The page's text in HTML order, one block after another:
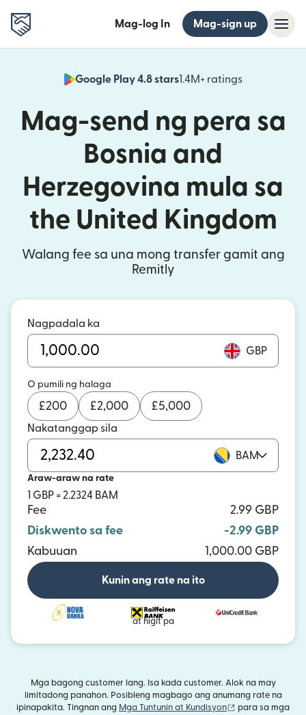
Mag-log In Mag-sign up
Google Play 4.8 stars1.4M+ ratings
(bubukas
Mag-send ng pera sa
Bosnia and
Herzegovina mula sa
the United Kingdom
Walang fee sa una mong transfer gamit ang
Remitly
Nagpadala ka
GBP
O pumili ng halaga
£200 £2,000 £5,000
Nakatanggap sila
BAM
Araw-araw na rate
1 GBP = 2.2324 BAM
Fee
2.99 GBP
Diskwento sa fee
-2.99 GBP
Kabuuan
1,000.00 GBP
Kunin ang rate na ito
at higit pa
Mga bagong customer lang. Isa kada customer. Alok na may
limitadong panahon. Posibleng magbago ang anumang rate na
ipinapakita. Tingnan ang Mga Tuntunin at Kundisyon (bubukas sa
para sa mga